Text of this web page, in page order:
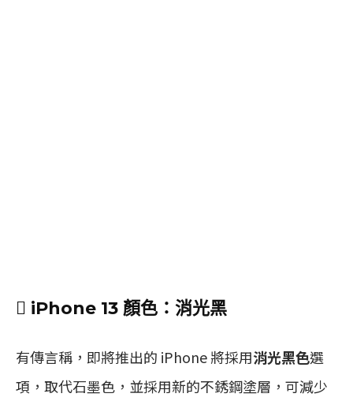
 iPhone 13 顏色：消光黑
有傳言稱，即將推出的 iPhone 將採用消光黑色選
項，取代石墨色，並採用新的不銹鋼塗層，可減少